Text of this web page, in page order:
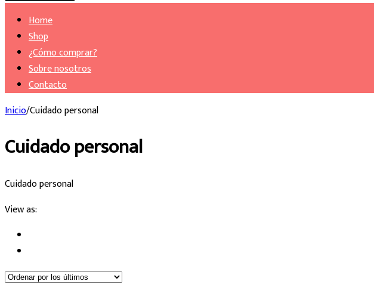
Home
Shop
¿Cómo comprar?
Sobre nosotros
Contacto
Inicio/Cuidado personal
Cuidado personal
Cuidado personal
View as: